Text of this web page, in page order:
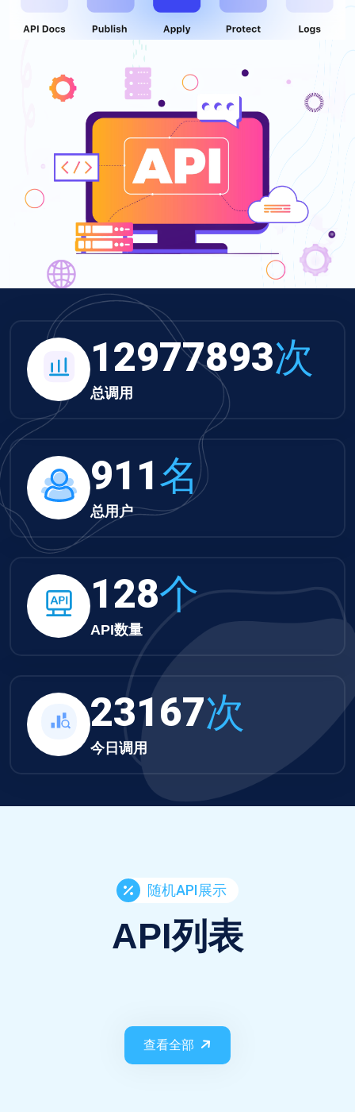
13425407次
总调用
942名
总用户
132个
API数量
23966次
今日调用
随机API展示
API列表
查看全部